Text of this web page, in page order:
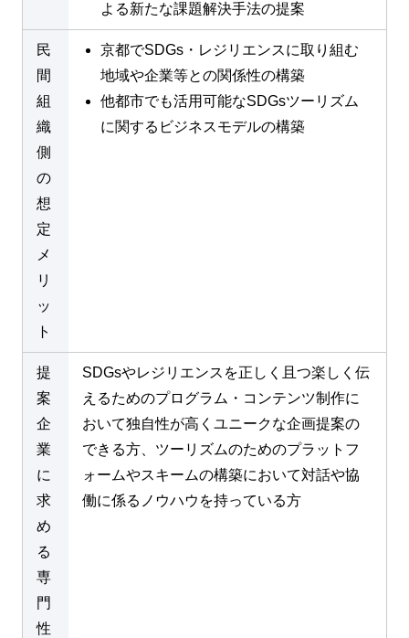
よる新たな課題解決手法の提案
民
間
組
織
側
の
想
定
メ
リ
ッ
ト
京都でSDGs・レジリエンスに取り組む
地域や企業等との関係性の構築
他都市でも活用可能なSDGsツーリズム
に関するビジネスモデルの構築
提
案
企
業
に
求
め
る
専
門
性
SDGsやレジリエンスを正しく且つ楽しく伝
えるためのプログラム・コンテンツ制作に
おいて独自性が高くユニークな企画提案の
できる方、ツーリズムのためのプラットフ
ォームやスキームの構築において対話や協
働に係るノウハウを持っている方